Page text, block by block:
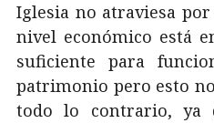
Iglesia no atraviesa
nivel económico está
suficiente para
patrimonio pero esto
todo lo contrario, ya